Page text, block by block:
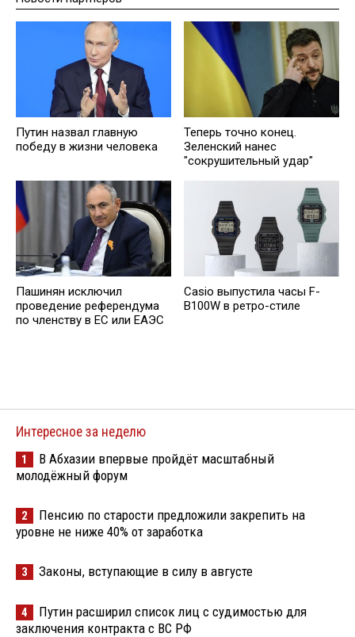
Путин назвал главную
победу в жизни человека
Теперь точно конец.
Зеленский нанес
"сокрушительный удар"
Пашинян исключил
проведение референдума
по членству в ЕС или ЕАЭС
Casio выпустила часы F-
B100W в ретро-стиле
Интересное за неделю
1
В Абхазии впервые пройдёт масштабный
молодёжный форум
2
Пенсию по старости предложили закрепить на
уровне не ниже 40% от заработка
3 Законы, вступающие в силу в августе
4
Путин расширил список лиц с судимостью для
заключения контракта с ВС РФ